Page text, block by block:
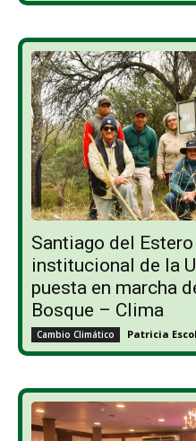
Santiago del
institucional de la
puesta en marcha
Bosque – Clima
Cambio Climático Patricia